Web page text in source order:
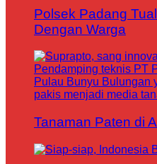
Polsek Padang
Dengan Warga
Tanaman Paten di